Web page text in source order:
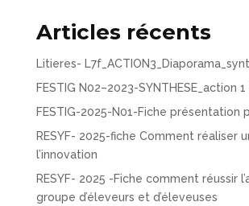
Articles récents
Litieres-
FESTIG N02–2023-SYNTHESE_action 1
FESTIG-2025-N01-Fiche présentation
RESYF- 2025-fiche Comment réaliser
l’innovation
RESYF- 2025 -Fiche comment réussir
groupe d’éleveurs et d’éleveuses